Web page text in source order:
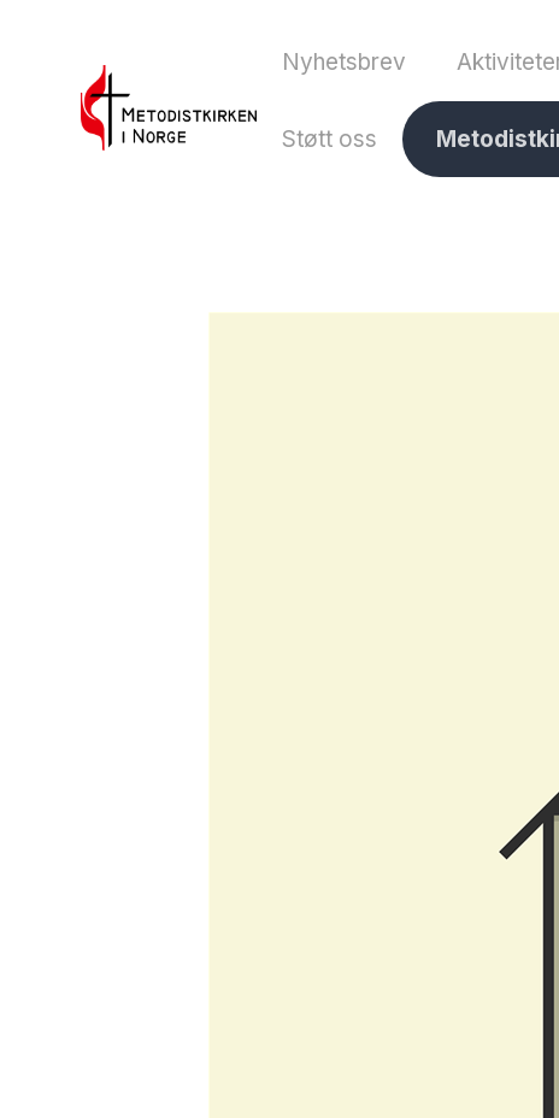
Nyhetsbrev
Støtt oss